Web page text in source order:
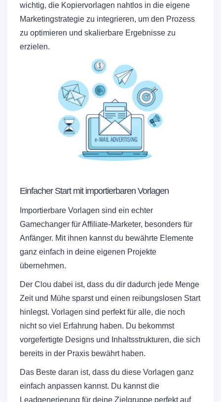
wichtig, die Kopiervorlagen nahtlos in die eigene
Marketingstrategie zu integrieren, um den Prozess
zu optimieren und skalierbare Ergebnisse zu
erzielen.
Einfacher Start mit importierbaren Vorlagen
Importierbare Vorlagen sind ein echter
Gamechanger für Affiliate-Marketer, besonders für
Anfänger. Mit ihnen kannst du bewährte Elemente
ganz einfach in deine eigenen Projekte
übernehmen.
Der Clou dabei ist, dass du dir dadurch jede Menge
Zeit und Mühe sparst und einen reibungslosen Start
hinlegst. Vorlagen sind perfekt für alle, die noch
nicht so viel Erfahrung haben. Du bekommst
vorgefertigte Designs und Inhaltsstrukturen, die sich
bereits in der Praxis bewährt haben.
Das Beste daran ist, dass du diese Vorlagen ganz
einfach anpassen kannst. Du kannst die
Leadgenerierung für deine Zielgruppe perfekt auf